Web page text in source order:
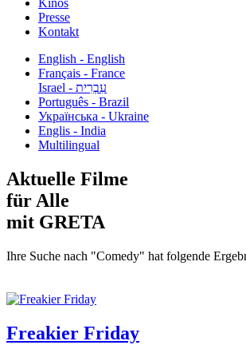
Kinos
Presse
Kontakt
English - English
Français - France
עִבְרִית - Israel
Português - Brazil
Українська - Ukraine
Englis - India
Multilingual
Aktuelle Filme
für Alle
mit GRETA
Ihre Suche nach "Comedy" hat folgende
Freakier Friday